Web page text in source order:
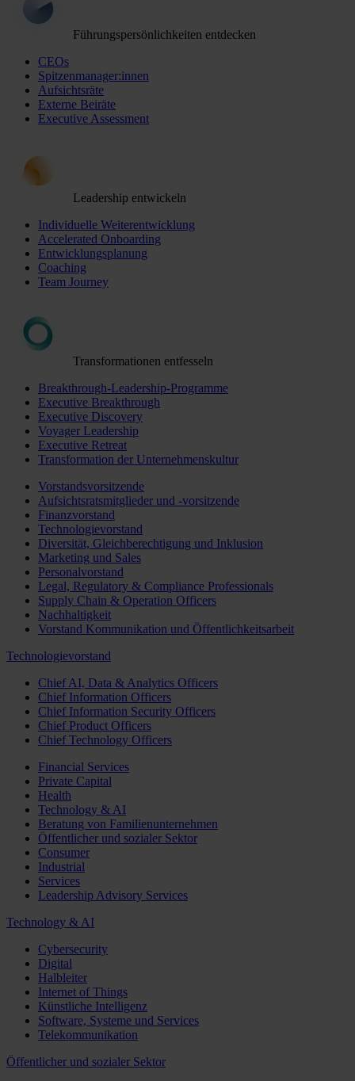
Führungspersönlichkeiten entdecken
CEOs
Spitzenmanager:innen
Aufsichtsräte
Externe Beiräte
Executive Assessment
Leadership entwickeln
Individuelle Weiterentwicklung
Accelerated Onboarding
Entwicklungsplanung
Coaching
Team Journey
Transformationen entfesseln
Breakthrough-Leadership-Programme
Executive Breakthrough
Executive Discovery
Voyager Leadership
Executive Retreat
Transformation der Unternehmenskultur
Vorstandsvorsitzende
Aufsichtsratsmitglieder und -vorsitzende
Finanzvorstand
Technologievorstand
Diversität, Gleichberechtigung und Inklusion
Marketing und Sales
Personalvorstand
Legal, Regulatory & Compliance Professionals
Supply Chain & Operation Officers
Nachhaltigkeit
Vorstand Kommunikation und Öffentlichkeitsarbeit
Technologievorstand
Chief AI, Data & Analytics Officers
Chief Information Officers
Chief Information Security Officers
Chief Product Officers
Chief Technology Officers
Financial Services
Private Capital
Health
Technology & AI
Beratung von Familienunternehmen
Öffentlicher und sozialer Sektor
Consumer
Industrial
Services
Leadership Advisory Services
Technology & AI
Cybersecurity
Digital
Halbleiter
Internet of Things
Künstliche Intelligenz
Software, Systeme und Services
Telekommunikation
Öffentlicher und sozialer Sektor